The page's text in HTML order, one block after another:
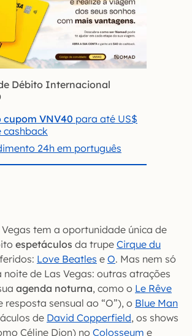
Débito Internacional
cupom VNV40 para até US$
cashback
24h em português
tem a oportunidade única de
espetáculos da trupe Cirque du
Love Beatles e O. Mas nem só
noite de Las Vegas: outras atrações
agenda noturna, como o Le Rêve
resposta sensual ao “O”), o Blue Man
de David Copperfield, os shows
Céline Dion) no Colosseum e